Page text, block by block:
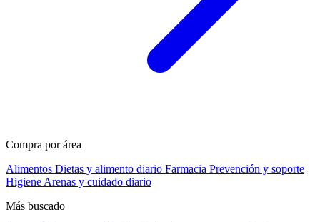
Compra por área
Alimentos Dietas y alimento diario Farmacia Prevención y soporte
Higiene Arenas y cuidado diario
Más buscado